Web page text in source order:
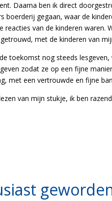
Daarna ben ik direct
boerderij gegaan, waar de
reacties van de kinderen
met de kinderen van
toekomst nog steeds
zodat ze op een fijne
met een vertrouwde en fijne
van mijn stukje, ik ben